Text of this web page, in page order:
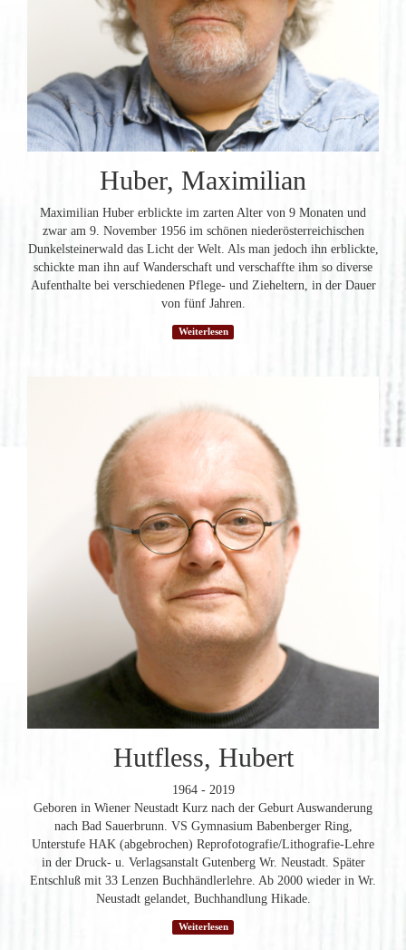
Huber, Maximilian
Maximilian Huber erblickte im zarten Alter von 9 Monaten und
zwar am 9. November 1956 im schönen niederösterreichischen
Dunkelsteinerwald das Licht der Welt. Als man jedoch ihn erblickte,
schickte man ihn auf Wanderschaft und verschaffte ihm so diverse
Aufenthalte bei verschiedenen Pflege- und Zieheltern, in der Dauer
von fünf Jahren.
Weiterlesen
Hutfless, Hubert
1964 - 2019
Geboren in Wiener Neustadt Kurz nach der Geburt Auswanderung
nach Bad Sauerbrunn. VS Gymnasium Babenberger Ring,
Unterstufe HAK (abgebrochen) Reprofotografie/Lithografie-Lehre
in der Druck- u. Verlagsanstalt Gutenberg Wr. Neustadt. Später
Entschluß mit 33 Lenzen Buchhändlerlehre. Ab 2000 wieder in Wr.
Neustadt gelandet, Buchhandlung Hikade.
Weiterlesen